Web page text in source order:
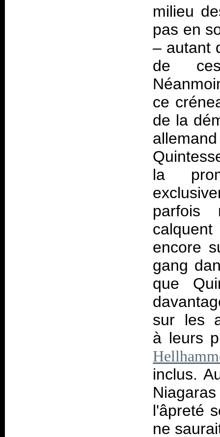
milieu
pas en
– autant
de
ce
de la
la
parfois
encore
gang
que
sur les
à leurs
inclus.
l'âpreté
ne